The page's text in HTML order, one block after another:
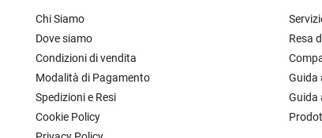
Chi Siamo
Dove siamo
Condizioni di vendita
Modalità di Pagamento
Spedizioni e Resi
Cookie Policy
Resa
Guida
Guida